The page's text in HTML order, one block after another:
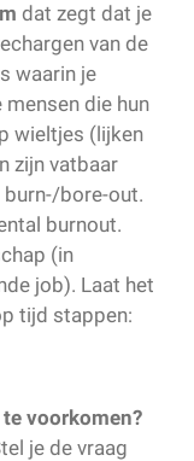
dat zegt dat je
van de
waarin je
die hun
wieltjes (lijken
zijn vatbaar
bore-out.
burnout.
(in
job). Laat het
tijd stappen:
voorkomen?
je de vraag